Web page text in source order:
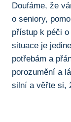
Doufáme, že
o seniory,
přístup k péči
situace je
potřebám a
porozumění a
silní a věřte si,